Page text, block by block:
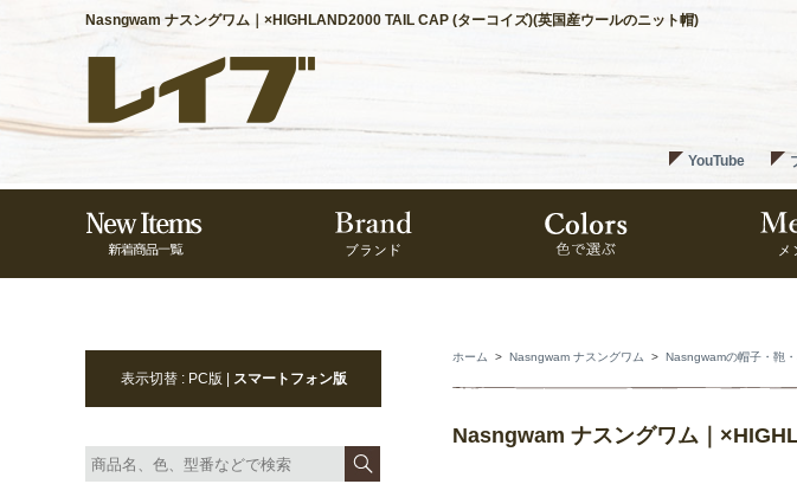
Nasngwam ナスングワム｜×HIGHLAND2000 TAIL CAP (ターコイズ)(英国産ウールのニット帽)
YouTube
ホーム > Nasngwam ナスングワム > Nasngwamの帽子・鞄
Nasngwam ナスングワム｜
表示切替 : PC版 | スマートフォン版